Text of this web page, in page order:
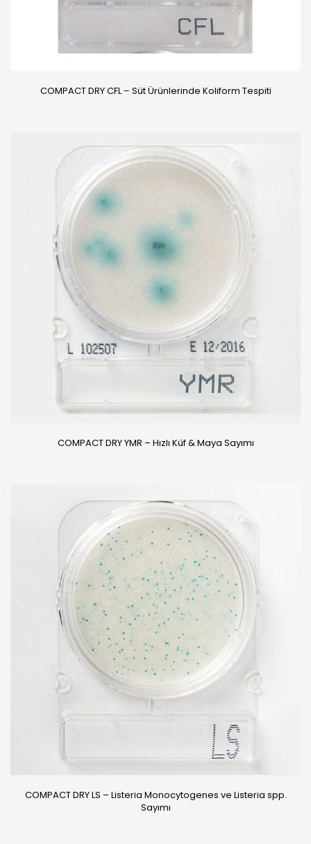
COMPACT DRY CFL – Süt Ürünlerinde Koliform Tespiti
COMPACT DRY YMR – Hızlı Küf & Maya Sayımı
COMPACT DRY LS – Listeria Monocytogenes ve Listeria spp.
Sayımı